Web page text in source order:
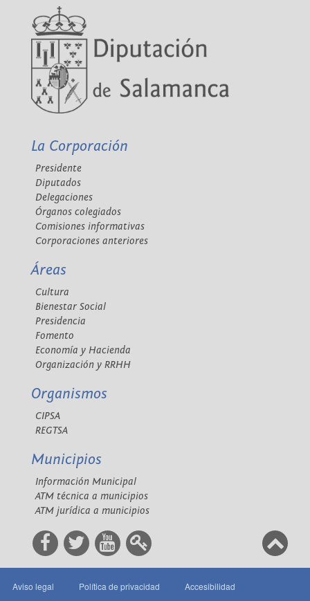
La Corporación
Presidente
Diputados
Delegaciones
Órganos colegiados
Comisiones informativas
Corporaciones anteriores
Áreas
Cultura
Bienestar Social
Presidencia
Fomento
Economía y Hacienda
Organización y RRHH
Organismos
CIPSA
REGTSA
Municipios
Información Municipal
ATM técnica a municipios
ATM jurídica a municipios
Aviso legal Política de privacidad Accesibilidad